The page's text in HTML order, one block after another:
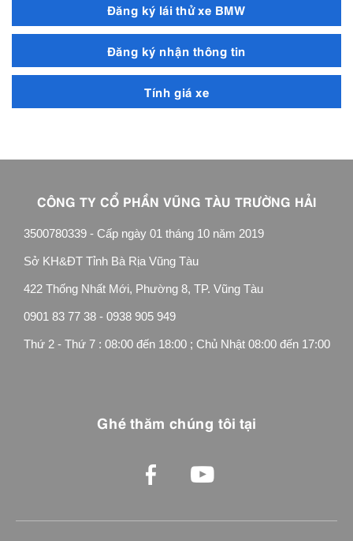
Đăng ký lái thử xe BMW
Đăng ký nhận thông tin
Tính giá xe
CÔNG TY CỔ PHẦN VŨNG TÀU TRƯỜNG HẢI
3500780339 - Cấp ngày 01 tháng 10 năm 2019
Sở KH&ĐT Tỉnh Bà Rịa Vũng Tàu
422 Thống Nhất Mới, Phường 8, TP. Vũng Tàu
0901 83 77 38 - 0938 905 949
Thứ 2 - Thứ 7 : 08:00 đến 18:00 ; Chủ Nhật 08:00 đến 17:00
Ghé thăm chúng tôi tại